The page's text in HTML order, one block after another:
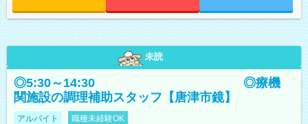
未読
◎5:30～14:30 ◎療機
関施設の調理補助スタッフ【唐津市鏡】
アルバイト 職種未経験OK